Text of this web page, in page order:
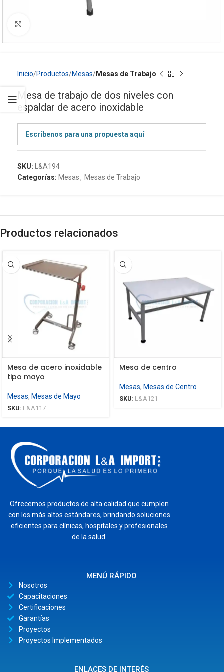
Inicio Productos Mesas Mesas de Trabajo
Mesa de trabajo de dos niveles con
espaldar de acero inoxidable
Escríbenos para una propuesta aquí
SKU:
L&A194
Categorías: Mesas, Mesas de Trabajo
Productos relacionados
Mesa de acero inoxidable
tipo mayo
Mesas, Mesas de Mayo
SKU: L&A117
Mesa de centro
Mesas, Mesas de Centro
SKU: L&A121
Ofrecemos productos de alta calidad que cumplen
con los más altos estándares, brindando soluciones
eficientes para clínicas, hospitales y profesionales
de la salud.
MENÚ RÁPIDO
Nosotros
Capacitaciones
Certificaciones
Garantías
Proyectos
Proyectos Implementados
ENLACES DE INTERÉS